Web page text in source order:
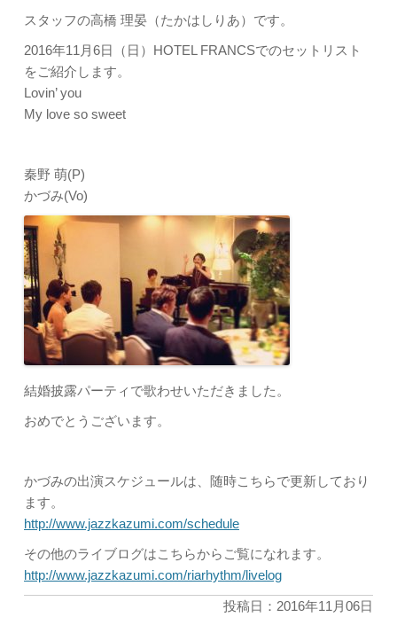
スタッフの高橋 理晏（たかはしりあ）です。
2016年11月6日（日）HOTEL FRANCSでのセットリスト
をご紹介します。
Lovin’ you
My love so sweet
秦野 萌(P)
かづみ(Vo)
結婚披露パーティで歌わせいただきました。
おめでとうございます。
かづみの出演スケジュールは、随時こちらで更新しており
ます。
http://www.jazzkazumi.com/schedule
その他のライブログはこちらからご覧になれます。
http://www.jazzkazumi.com/riarhythm/livelog
投稿日：2016年11月06日